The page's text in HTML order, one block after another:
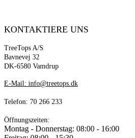
KONTAKTIERE UNS
TreeTops A/S
Bavnevej 32
DK-6580 Vamdrup
E-Mail: info@treetops.dk
Telefon: 70 266 233
Öffnungszeiten:
Montag - Donnerstag: 08:00 - 16:00